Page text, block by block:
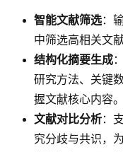
智能文献筛选：
中筛选高相关文
结构化摘要生成
研究方法、关键
握文献核心内容。
文献对比分析：
究分歧与共识，